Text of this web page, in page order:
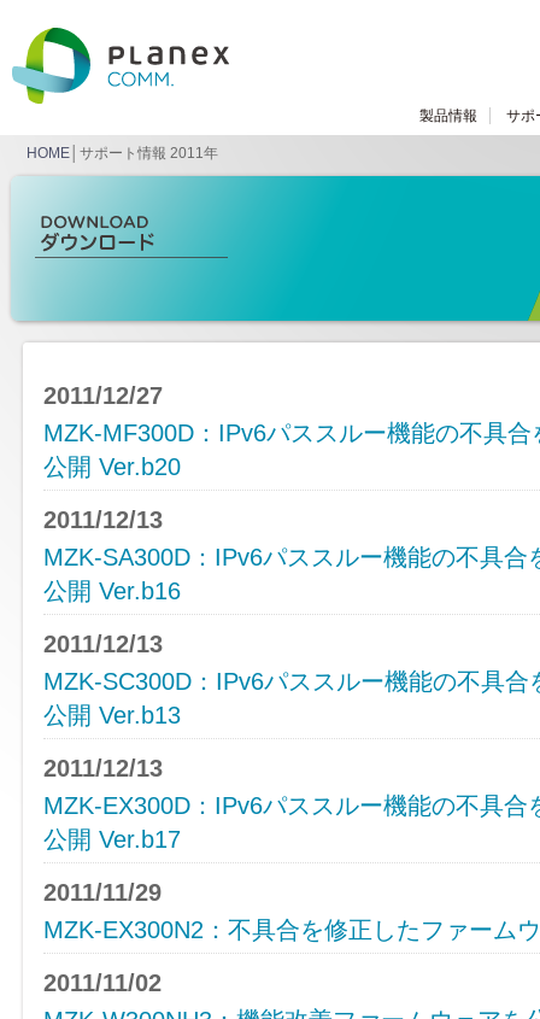
製品情報 サポ
HOME │サポート情報 2011年
2011/12/27
MZK-MF300D：IPv6パススルー機能の不具
公開 Ver.b20
2011/12/13
MZK-SA300D：IPv6パススルー機能の不具
公開 Ver.b16
2011/12/13
MZK-SC300D：IPv6パススルー機能の不具
公開 Ver.b13
2011/12/13
MZK-EX300D：IPv6パススルー機能の不具
公開 Ver.b17
2011/11/29
MZK-EX300N2：不具合を修正したファーム
2011/11/02